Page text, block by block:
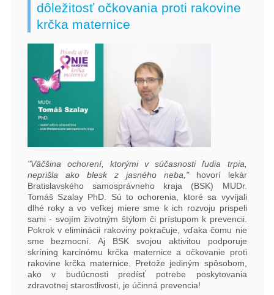
dôležitosť očkovania proti rakovine
krčka maternice
"Väčšina ochorení, ktorými v súčasnosti ľudia trpia,
neprišla ako blesk z jasného neba,"hovorí lekár
Bratislavského samosprávneho kraja (BSK) MUDr.
Tomáš Szalay PhD. Sú to ochorenia, ktoré sa vyvíjali
dlhé roky a vo veľkej miere sme k ich rozvoju prispeli
sami - svojím životným štýlom či prístupom k prevencii.
Pokrok v eliminácii rakoviny pokračuje, vďaka čomu nie
sme bezmocní. Aj BSK svojou aktivitou podporuje
skríning karcinómu krčka maternice a očkovanie proti
rakovine krčka maternice. Pretože jediným spôsobom,
ako v budúcnosti predísť potrebe poskytovania
zdravotnej starostlivosti, je účinná prevencia!